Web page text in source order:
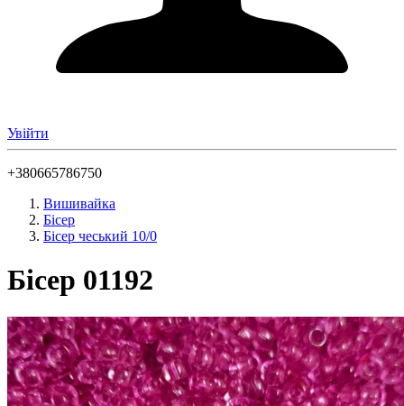
Увійти
+380665786750
Вишивайка
Бісер
Бісер чеський 10/0
Бісер 01192